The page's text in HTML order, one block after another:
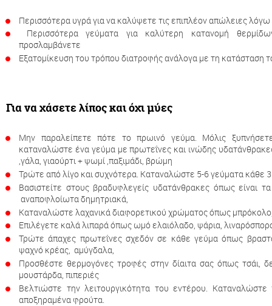
Περισσότερα υγρά για να καλύψετε τις επιπλέον απώλειες
Περισσότερα γεύματα για καλύτερη κατανομή
προσλαμβάνετε
Εξατομίκευση του τρόπου διατροφής ανάλογα με τη κατάσταση
Για να χάσετε λίπος και όχι μύες
Μην παραλείπετε πότε το πρωινό γεύμα. Μόλις
καταναλώστε ένα γεύμα με πρωτεΐνες και ινώδης
,γάλα, γιαούρτι + ψωμί ,παξιμάδι, βρώμη
Τρώτε από λίγο και συχνότερα. Καταναλώστε 5-6 γεύματα κάθε
Βασιστείτε στους βραδυφλεγείς υδατάνθρακες όπως είναι
αναποφλοίωτα δημητριακά,
Καταναλώστε λαχανικά διαφορετικού χρώματος όπως μπρόκολο,
Επιλέγετε καλά λιπαρά όπως ωμό ελαιόλαδο, ψάρια,
Τρώτε άπαχες πρωτεΐνες σχεδόν σε κάθε γεύμα όπως
ψαχνό κρέας, αμύγδαλα,
Προσθέστε θερμογόνες τροφές στην δίαιτα σας όπως τσάι,
μουστάρδα, πιπεριές
Βελτιώστε την λειτουργικότητα του εντέρου. Καταναλώστε
αποξηραμένα φρούτα.